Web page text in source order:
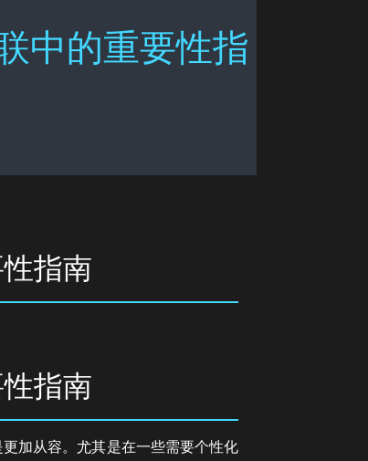
中的重要性指
指南
指南
加从容。尤其是在一些需要个性化